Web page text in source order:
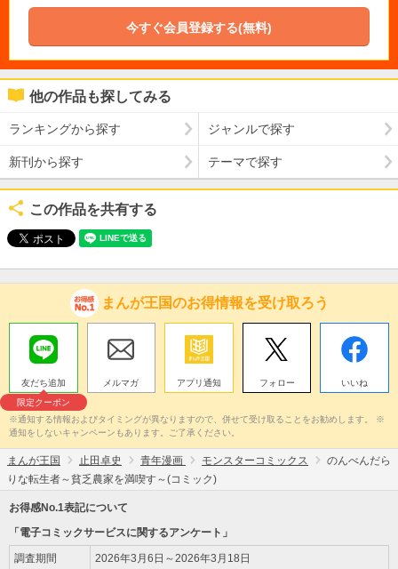
今すぐ会員登録する(無料)
他の作品も探してみる
ランキングから探す ジャンルで探す
新刊から探す テーマで探す
この作品を共有する
まんが王国のお得情報を受け取ろう
友だち追加
限定クーポン
メルマガ アプリ通知 フォロー いいね
※通知する情報およびタイミングが異なりますので、併せて受け取ることをお勧めします。 ※
通知をしないキャンペーンもあります。ご了承ください。
まんが王国 止田卓史 青年漫画 モンスターコミックス
のんべんだら
りな転生者～貧乏農家を満喫す～(コミック)
お得感No.1表記について
「電子コミックサービスに関するアンケート」
調査期間 2026年3月6日～2026年3月18日